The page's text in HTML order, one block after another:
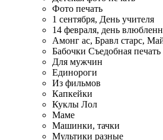
Фото печать
1 сентября, День учителя
14 февраля, день
Амонг ас, Бравл старс,
Бабочки Съедобная печать
Для мужчин
Единороги
Из фильмов
Капкейки
Куклы Лол
Маме
Машинки, тачки
Мультики разные